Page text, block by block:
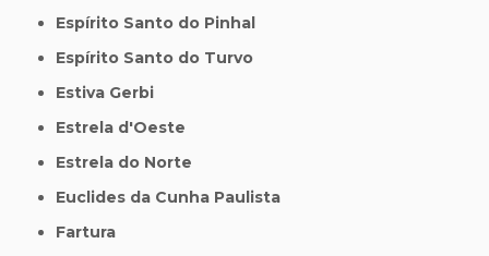
Espírito Santo do Pinhal
Espírito Santo do Turvo
Estiva Gerbi
Estrela d'Oeste
Estrela do Norte
Euclides da Cunha Paulista
Fartura